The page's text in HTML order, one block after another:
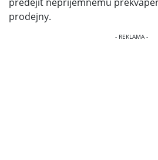
prodejny.